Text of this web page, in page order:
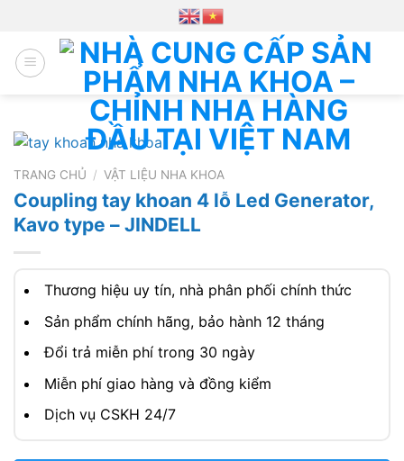
nội
dung
TRANG CHỦ / VẬT LIỆU NHA KHOA
Coupling tay khoan 4 lỗ Led Generator,
Kavo type – JINDELL
Thương hiệu uy tín, nhà phân phối chính thức
Sản phẩm chính hãng, bảo hành 12 tháng
Đổi trả miễn phí trong 30 ngày
Miễn phí giao hàng và đồng kiểm
Dịch vụ CSKH 24/7